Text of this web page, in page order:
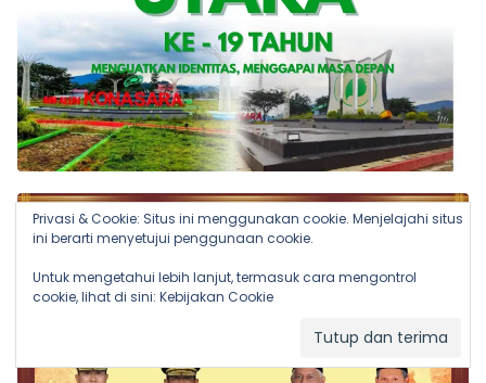
Privasi & Cookie: Situs ini menggunakan cookie. Menjelajahi situs
ini berarti menyetujui penggunaan cookie.
Untuk mengetahui lebih lanjut, termasuk cara mengontrol
cookie, lihat di sini: Kebijakan Cookie